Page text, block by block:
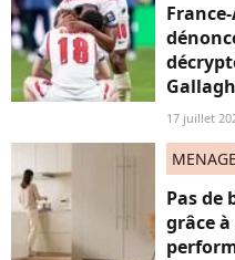
17 juillet
MENAGE
Pas de
grâce